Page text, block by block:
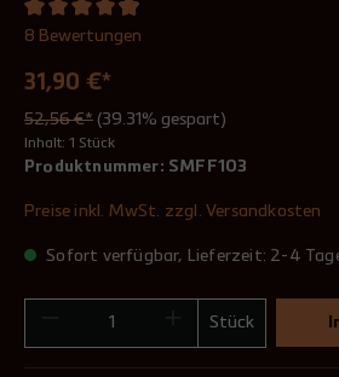
8 Bewertungen
31,90 €*
52,56 €* (39.31% gespart)
Inhalt: 1 Stück
Produktnummer: SMFF103
Preise inkl. MwSt. zzgl. Versandkosten
Sofort verfügbar, Lieferzeit: 2-4
Stück